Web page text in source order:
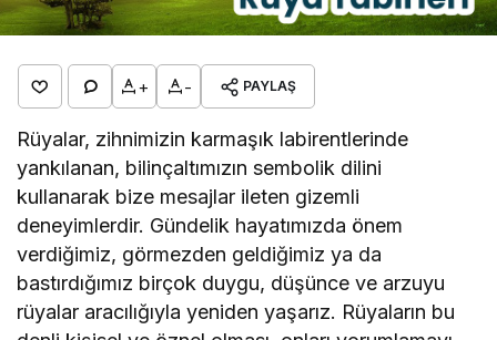
+ - PAYLAŞ
Rüyalar, zihnimizin karmaşık labirentlerinde
yankılanan, bilinçaltımızın sembolik dilini
kullanarak bize mesajlar ileten gizemli
deneyimlerdir. Gündelik hayatımızda önem
verdiğimiz, görmezden geldiğimiz ya da
bastırdığımız birçok duygu, düşünce ve arzuyu
rüyalar aracılığıyla yeniden yaşarız. Rüyaların bu